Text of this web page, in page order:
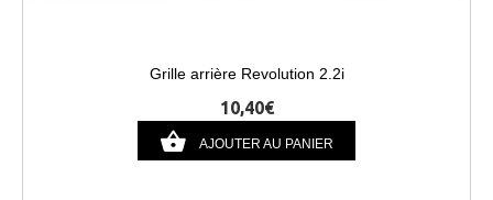
Grille arrière Revolution 2.2i
10,40€
AJOUTER AU PANIER